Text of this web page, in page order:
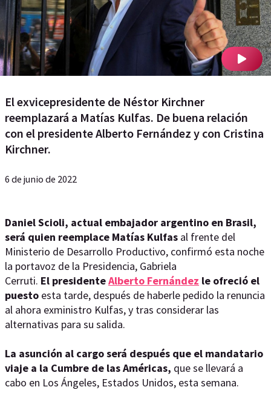
El exvicepresidente de Néstor Kirchner
reemplazará a Matías Kulfas. De buena relación
con el presidente Alberto Fernández y con Cristina
Kirchner.
6 de junio de 2022
Daniel Scioli, actual embajador argentino en Brasil,
será quien reemplace Matías Kulfas al frente del
Ministerio de Desarrollo Productivo, confirmó esta noche
la portavoz de la Presidencia, Gabriela
Cerruti. El presidenteAlberto Fernández le ofreció el
puesto esta tarde, después de haberle pedido la renuncia
al ahora exministro Kulfas, y tras considerar las
alternativas para su salida.
La asunción al cargo será después que el mandatario
viaje a la Cumbre de las Américas, que se llevará a
cabo en Los Ángeles, Estados Unidos, esta semana.